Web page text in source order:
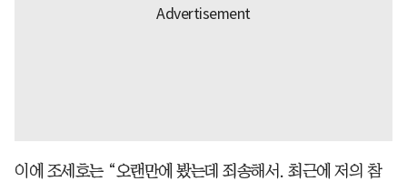
이에 조세호는 “오랜만에 봤는데 죄송해서. 최근에 저의 참